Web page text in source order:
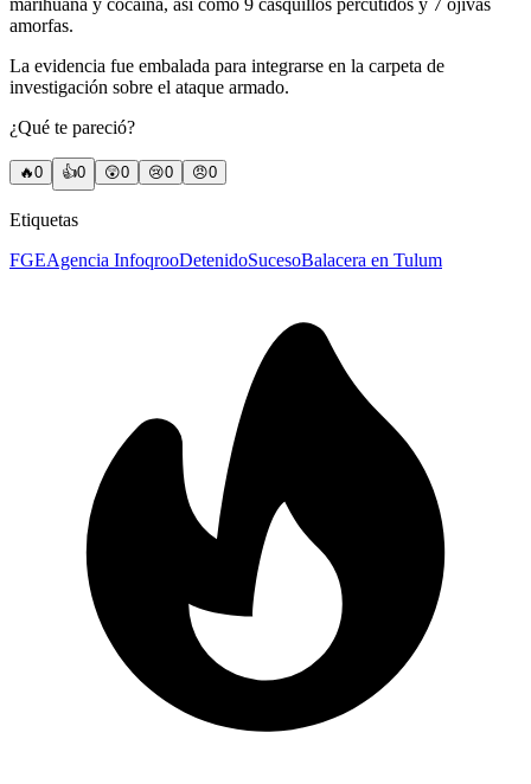
amorfas.
La evidencia fue embalada para integrarse en la carpeta de
investigación sobre el ataque armado.
¿Qué te pareció?
🔥0 👍0 😲0 😢0 😠0
Etiquetas
FGEAgencia InfoqrooDetenidoSucesoBalacera en Tulum